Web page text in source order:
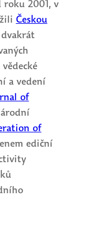
roku 2001, v
Českou
a vedení
of
of
ediční